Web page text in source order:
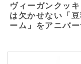
ヴィーガンクッ
は欠かせない「豆
ーム」をアニバー